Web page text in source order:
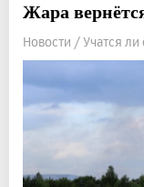
Жара
Новости / Учатся